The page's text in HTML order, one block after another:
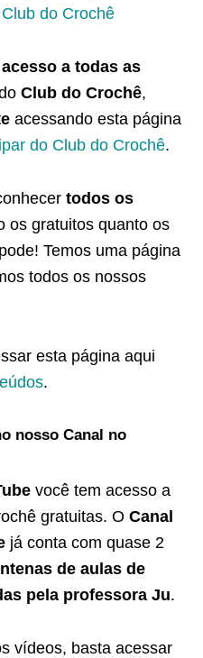
do Crochê
a todas as
Club do Crochê,
acessando esta página
do Club do Crochê.
todos os
os gratuitos quanto os
Temos uma página
todos os nossos
esta página aqui
.
nosso Canal no
você tem acesso a
gratuitas. O Canal
já conta com quase 2
de aulas de
pela professora Ju.
vídeos, basta acessar